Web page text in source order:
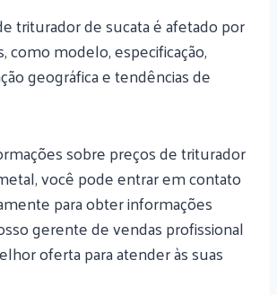
triturador de sucata é afetado por
como modelo, especificação,
geográfica e tendências de
sobre preços de triturador
você pode entrar em contato
para obter informações
gerente de vendas profissional
oferta para atender às suas